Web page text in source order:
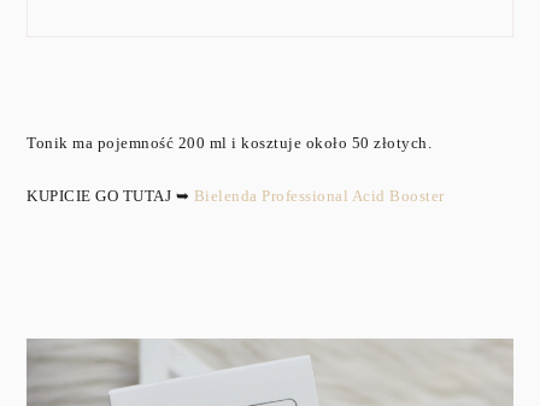
Tonik ma pojemność 200 ml i kosztuje około 50 złotych.
KUPICIE GO TUTAJ ➥ Bielenda Professional Acid Booster